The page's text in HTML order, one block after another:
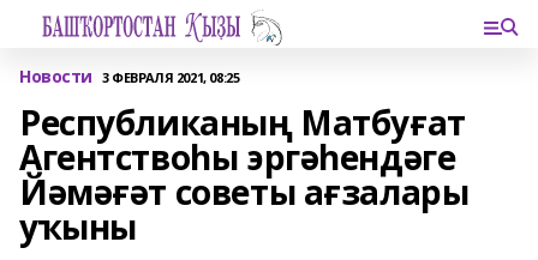
Новости 3 ФЕВРАЛЯ 2021, 08:25
Республиканың Матбуғат
Агентствоһы эргәһендәге
Йәмәғәт советы ағзалары
уҡыны